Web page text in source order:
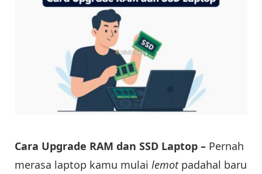
Cara Upgrade RAM dan SSD Laptop – Pernah
merasa laptop kamu mulai lemotpadahal baru